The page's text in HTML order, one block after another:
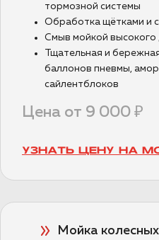
тормозной системы
Обработка щётками и
Смыв мойкой высокого
Тщательная и
баллонов пневмы,
сайлентблоков
Цена от 9 000 ₽
УЗНАТЬ ЦЕНУ НА
Мойка